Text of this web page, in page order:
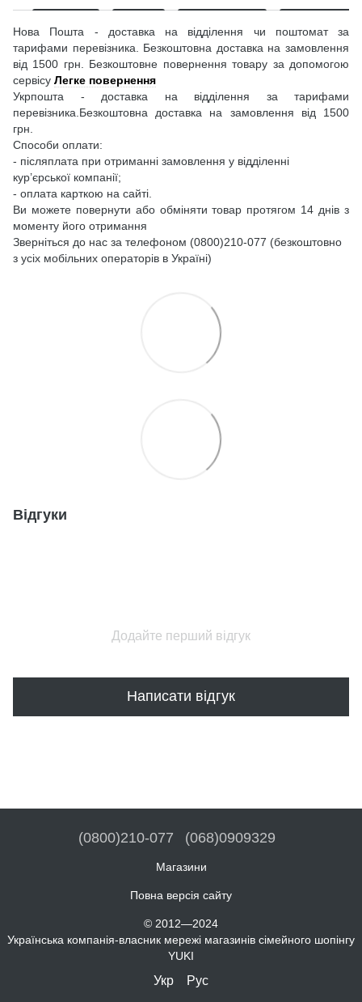
Нова Пошта - доставка на відділення чи поштомат за
тарифами перевізника. Безкоштовна доставка на замовлення
від 1500 грн. Безкоштовне повернення товару за допомогою
сервісу Легке повернення
Укрпошта - доставка на відділення за тарифами
перевізника.Безкоштовна доставка на замовлення від 1500
грн.
Способи оплати:
- післяплата при отриманні замовлення у відділенні
кур’єрської компанії;
- оплата карткою на сайті.
Ви можете повернути або обміняти товар протягом 14 днів з
моменту його отримання
Зверніться до нас за телефоном (0800)210-077 (безкоштовно
з усіх мобільних операторів в Україні)
Відгуки
Додайте перший відгук
Написати відгук
(0800)210-077 (068)0909329
Магазини
Повна версія сайту
© 2012—2024
Українська компанія-власник мережі магазинів сімейного шопінгу
YUKI
Укр Рус